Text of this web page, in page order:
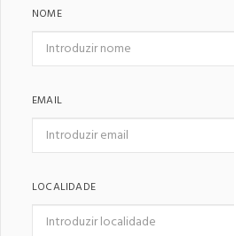
NOME
EMAIL
LOCALIDADE